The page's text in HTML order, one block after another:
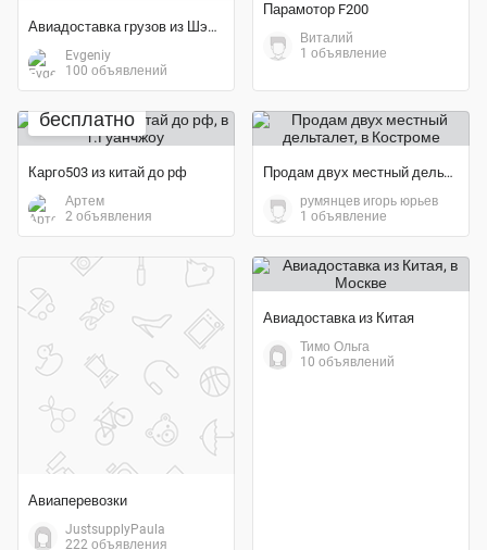
Авиадоставка грузов из Шэньчжень-москва
Evgeniy
100 объявлений
Парамотор F200
Виталий
1 объявление
бесплатно
Карго503 из китай до рф
Артем
2 объявления
Продам двух местный дельталет
румянцев игорь юрьев
1 объявление
Авиаперевозки
JustsupplyPaula
222 объявления
Авиадоставка из Китая
Тимо Ольга
10 объявлений